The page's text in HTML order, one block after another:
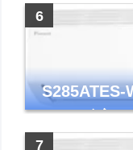
シリーズ 主に
コンパ